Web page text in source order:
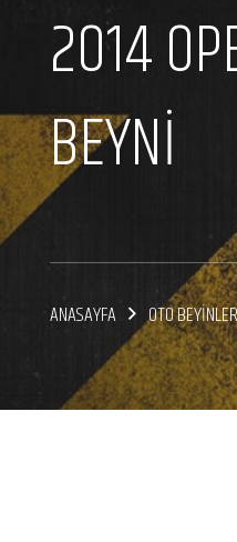
2014
BEYNİ
ANASAYFA OTO BEYİNLER